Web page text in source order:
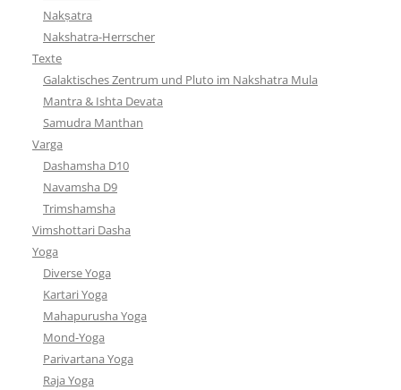
Nakṣatra
Nakshatra-Herrscher
Texte
Galaktisches Zentrum und Pluto im Nakshatra Mula
Mantra & Ishta Devata
Samudra Manthan
Varga
Dashamsha D10
Navamsha D9
Trimshamsha
Vimshottari Dasha
Yoga
Diverse Yoga
Kartari Yoga
Mahapurusha Yoga
Mond-Yoga
Parivartana Yoga
Raja Yoga